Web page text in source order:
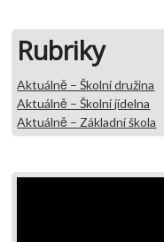
Rubriky
Aktuálně – Školní družina
Aktuálně – Školní jídelna
Aktuálně – Základní škola